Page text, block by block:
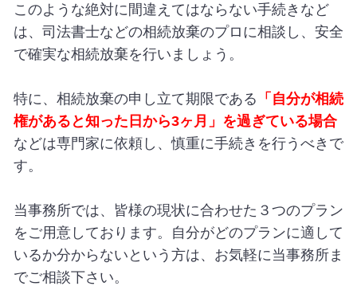
このような絶対に間違えてはならない手続きなど
は、司法書士などの相続放棄のプロに相談し、安全
で確実な相続放棄を行いましょう。
特に、相続放棄の申し立て期限である 「自分が相続
権があると知った日から3ヶ月」を過ぎている場合
などは専門家に依頼し、慎重に手続きを行うべきで
す。
当事務所では、皆様の現状に合わせた３つのプラン
をご用意しております。自分がどのプランに適して
いるか分からないという方は、お気軽に当事務所ま
でご相談下さい。